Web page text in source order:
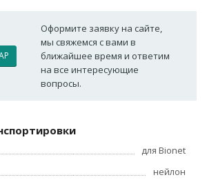
Оформите заявку на сайте,
мы свяжемся с вами в
ближайшее время и ответим
на все интересующие
вопросы.
для Bionet
нейлон